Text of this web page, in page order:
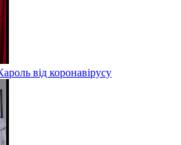
від коронавірусу